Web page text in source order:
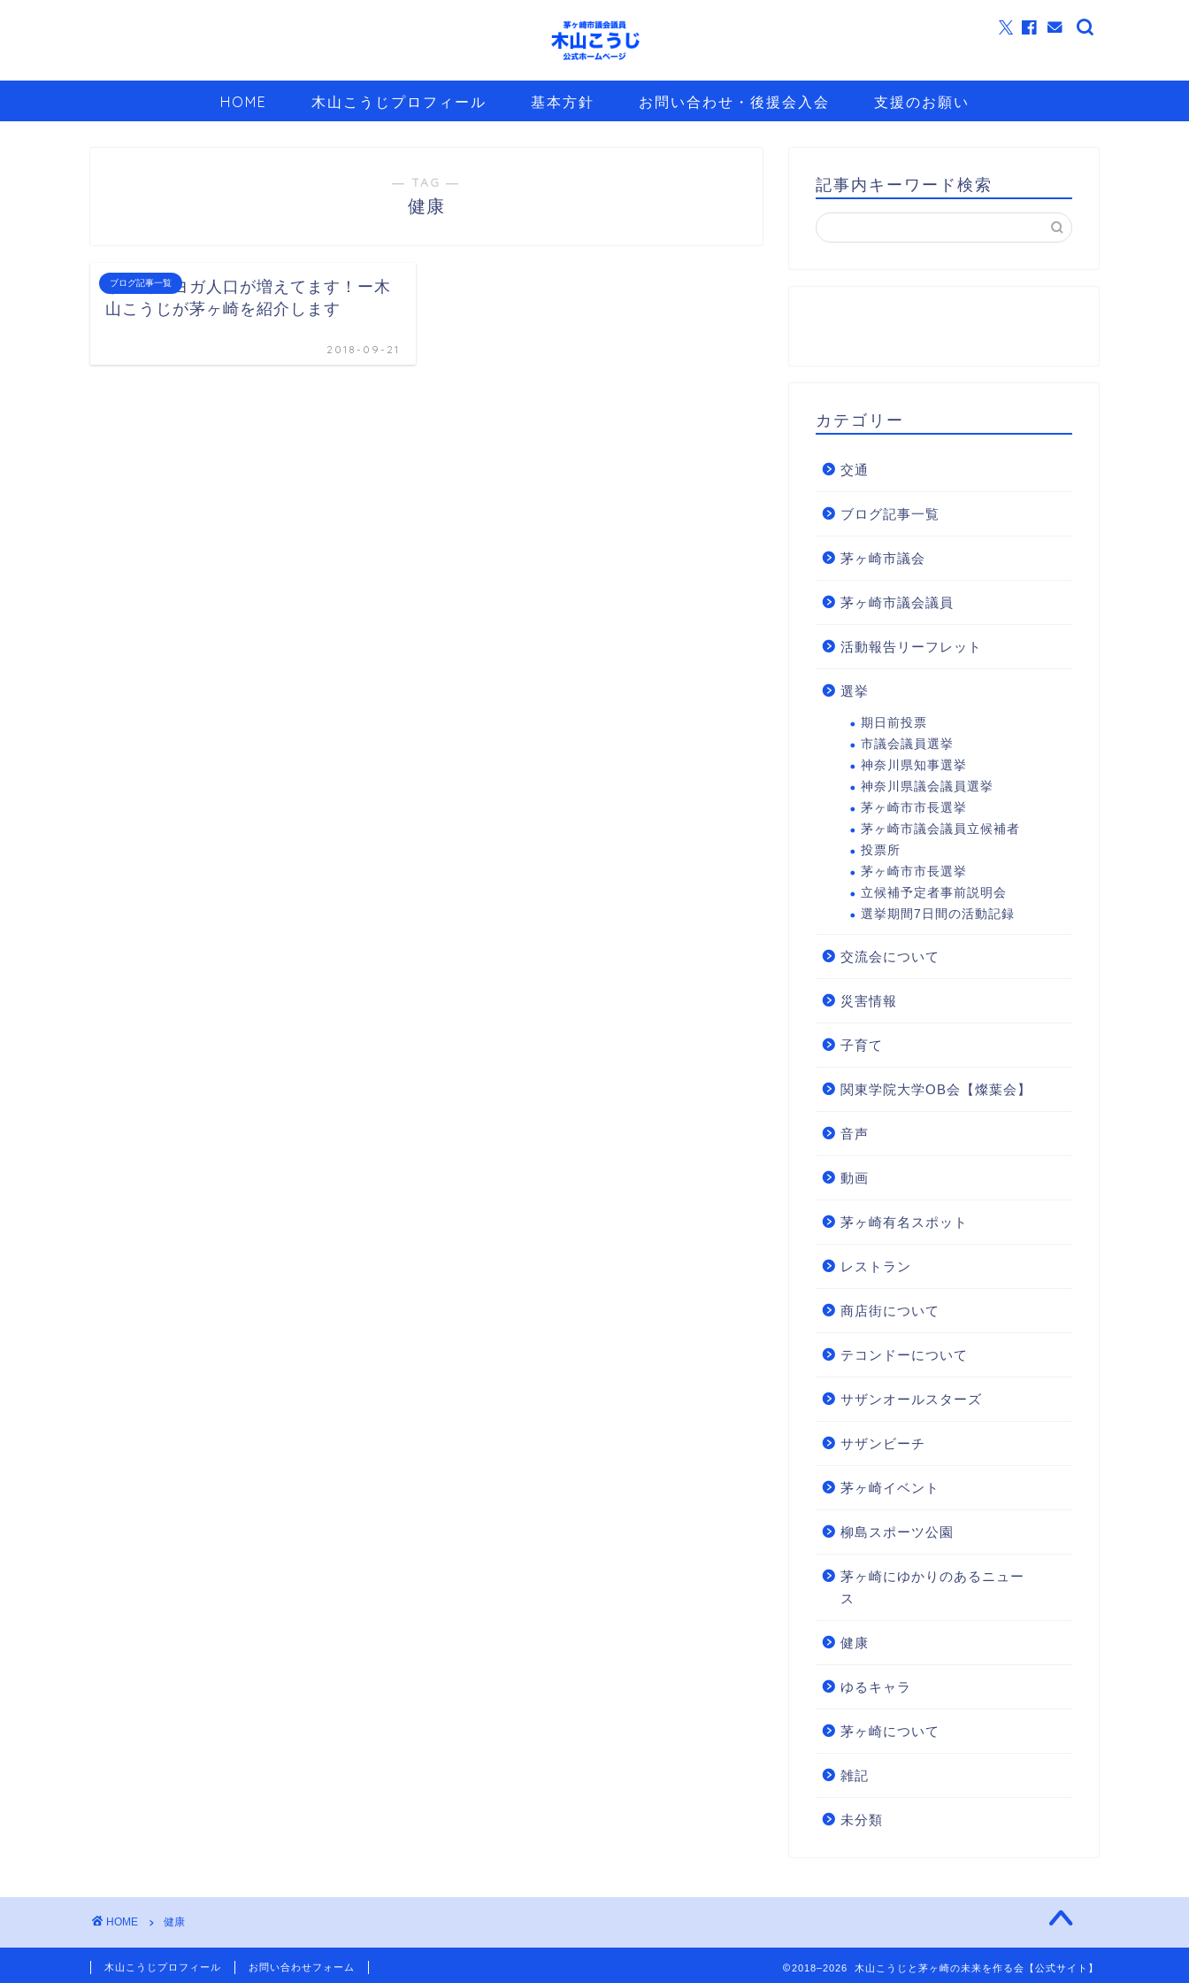
HOME 木山こうじプロフィール 基本方針 お問い合わせ・後援会入会 支援のお願い
― TAG ―
健康
ブログ記事一覧
茅ヶ崎のヨガ人口が増えてます！ー木
山こうじが茅ヶ崎を紹介します
2018-09-21
記事内キーワード検索
カテゴリー
交通
ブログ記事一覧
茅ヶ崎市議会
茅ヶ崎市議会議員
活動報告リーフレット
選挙
期日前投票
市議会議員選挙
神奈川県知事選挙
神奈川県議会議員選挙
茅ヶ崎市市長選挙
茅ヶ崎市議会議員立候補者
投票所
茅ヶ崎市市長選挙
立候補予定者事前説明会
選挙期間7日間の活動記録
交流会について
災害情報
子育て
関東学院大学OB会【燦葉会】
音声
動画
茅ヶ崎有名スポット
レストラン
商店街について
テコンドーについて
サザンオールスターズ
サザンビーチ
茅ヶ崎イベント
柳島スポーツ公園
茅ヶ崎にゆかりのあるニュー
ス
健康
ゆるキャラ
茅ヶ崎について
雑記
未分類
HOME 健康
木山こうじプロフィール お問い合わせフォーム 2018–2026 木山こうじと茅ヶ崎の未来を作る会【公式サイト】